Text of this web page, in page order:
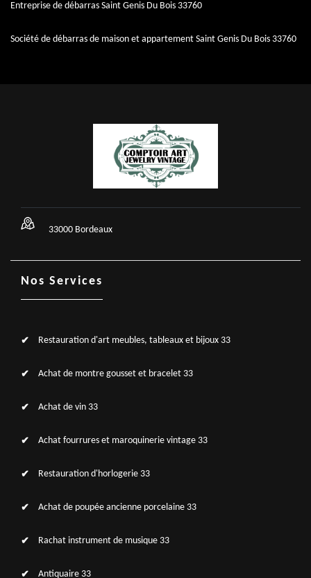
Entreprise de débarras Saint Genis Du Bois 33760
Société de débarras de maison et appartement Saint Genis Du Bois 33760
33000 Bordeaux
Nos Services
Restauration d'art meubles, tableaux et bijoux 33
Achat de montre gousset et bracelet 33
Achat de vin 33
Achat fourrures et maroquinerie vintage 33
Restauration d'horlogerie 33
Achat de poupée ancienne porcelaine 33
Rachat instrument de musique 33
Antiquaire 33